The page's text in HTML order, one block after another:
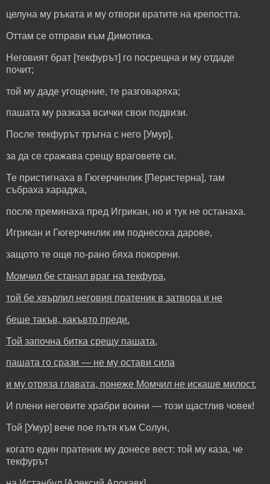
целуна му ръката и му отвори вратите на крепостта.
Оттам се отправи към Димотика.
Неговият брат [текфурът] го посрещна и му отдаде
почит;
той му даде угощение, те разговаряха;
пашата му разказа всички свои подвизи.
После текфурът тръгна с него [Умур],
за да се сражава срещу враговете си.
Те пристигнаха в Гюгерчинлик [Перистерна], там
събраха хараджа,
после преминаха пред Игрикан, но и тук не останаха.
Игрикан и Гюгерчинлик им поднесоха дарове,
защото те още по-рано бяха покорени.
Момчил бе станал враг на текфура,
той бе хвърлил неговия пратеник в затвора и не
беше такъв, какъвто преди.
Той започна битка срещу пашата,
пашата го срази — не му остави сила
и му отряза главата, понеже Момчил не искаше милост.
И плени неговите храбри воини — този щастлив човек!
Той [Умур] вече пое пътя към Солун,
когато един пратеник му донесе вест: той му каза, че
текфурът